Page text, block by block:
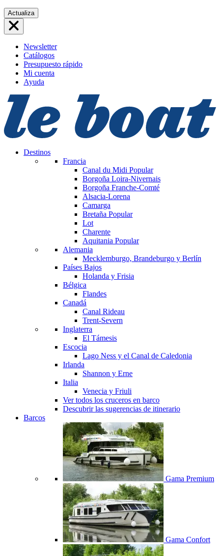
Saltar
al
contenido
Actualiza
Newsletter
Catálogos
Presupuesto rápido
Mi cuenta
Ayuda
Destinos
Francia
Canal du Midi Popular
Borgoña Loira-Nivernais
Borgoña Franche-Comté
Alsacia-Lorena
Camarga
Bretaña Popular
Lot
Charente
Aquitania Popular
Alemania
Mecklemburgo, Brandeburgo y Berlín
Países Bajos
Holanda y Frisia
Bélgica
Flandes
Canadá
Canal Rideau
Trent-Severn
Inglaterra
El Támesis
Escocia
Lago Ness y el Canal de Caledonia
Irlanda
Shannon y Erne
Italia
Venecia y Friuli
Ver todos los cruceros en barco
Descubrir las sugerencias de itinerario
Barcos
Gama Premium
Gama Confort